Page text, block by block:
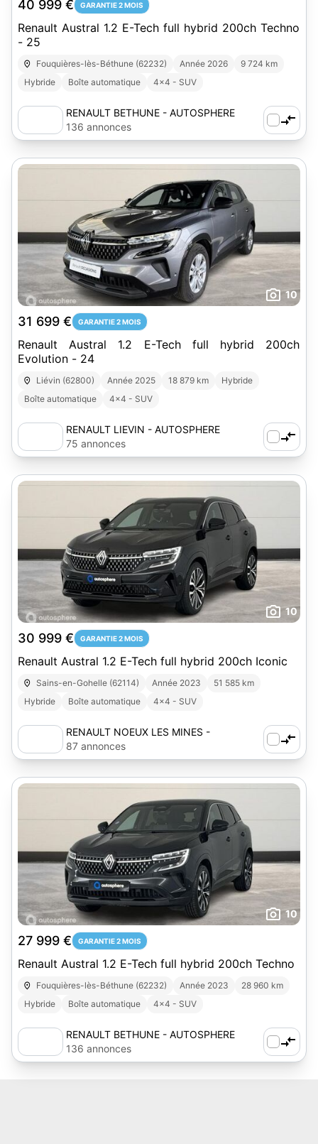
40 999 € GARANTIE 2 MOIS
Renault Austral 1.2 E-Tech full hybrid 200ch Techno
- 25
Fouquières-lès-Béthune (62232) Année 2026
9 724 km
Hybride
Boîte automatique 4x4 - SUV
RENAULT BETHUNE - AUTOSPHERE
136 annonces
10
31 699 € GARANTIE 2 MOIS
Renault Austral 1.2 E-Tech full hybrid 200ch
Evolution - 24
Liévin (62800) Année 2025 18 879 km
Hybride
Boîte automatique
4x4 - SUV
RENAULT LIEVIN - AUTOSPHERE
75 annonces
10
30 999 € GARANTIE 2 MOIS
Renault Austral 1.2 E-Tech full hybrid 200ch Iconic
Sains-en-Gohelle (62114) Année 2023
51 585 km
Hybride
Boîte automatique 4x4 - SUV
RENAULT NOEUX LES MINES -
AUTOSPHERE
87 annonces
10
27 999 € GARANTIE 2 MOIS
Renault Austral 1.2 E-Tech full hybrid 200ch Techno
Fouquières-lès-Béthune (62232) Année 2023
28 960 km
Hybride
Boîte automatique 4x4 - SUV
RENAULT BETHUNE - AUTOSPHERE
136 annonces